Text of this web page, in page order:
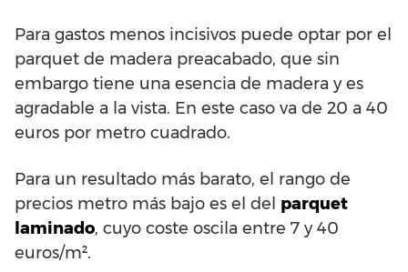
Para gastos menos incisivos puede optar por el
parquet de madera preacabado, que sin
embargo tiene una esencia de madera y es
agradable a la vista. En este caso va de 20 a 40
euros por metro cuadrado.
Para un resultado más barato, el rango de
precios metro más bajo es el del parquet
laminado, cuyo coste oscila entre 7 y 40
euros/m².